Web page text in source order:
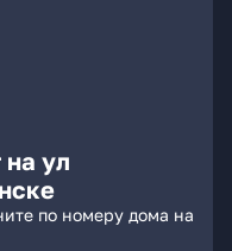
ул
по номеру дома на